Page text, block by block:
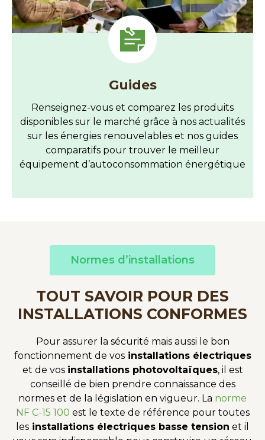
Guides
Renseignez-vous et comparez les produits
disponibles sur le marché grâce à nos actualités
sur les énergies renouvelables et nos guides
comparatifs pour trouver le meilleur
équipement d’autoconsommation énergétique
Normes d’installations
TOUT SAVOIR POUR DES
INSTALLATIONS CONFORMES
Pour assurer la sécurité mais aussi le bon
fonctionnement de vosinstallations électriques
et de vos installations photovoltaïques, il est
conseillé de bien prendre connaissance des
normes et de la législation en vigueur. La norme
NF C-15 100 est le texte de référence pour toutes
les installations électriques basse tension et il